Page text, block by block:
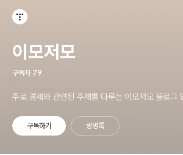
이모저모
구독자 79
주로 경제와 관련된 주제를 다루는 이모저모 블로그
구독하기 방명록